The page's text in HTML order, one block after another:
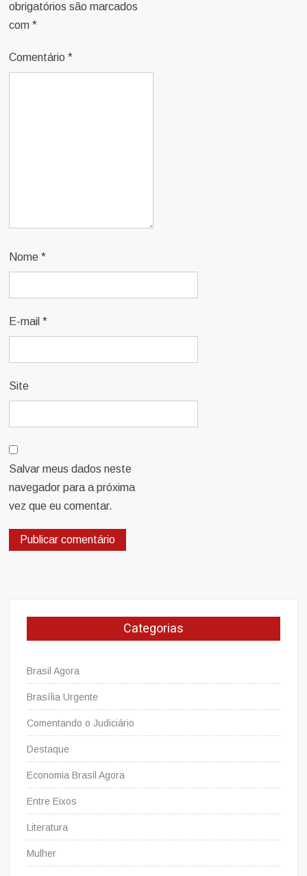
obrigatórios são marcados
com*
Comentário*
Nome*
E-mail*
Site
Salvar meus dados neste
navegador para a próxima
vez que eu comentar.
Categorias
Brasil Agora
Brasília Urgente
Comentando o Judiciário
Destaque
Economia Brasil Agora
Entre Eixos
Literatura
Mulher